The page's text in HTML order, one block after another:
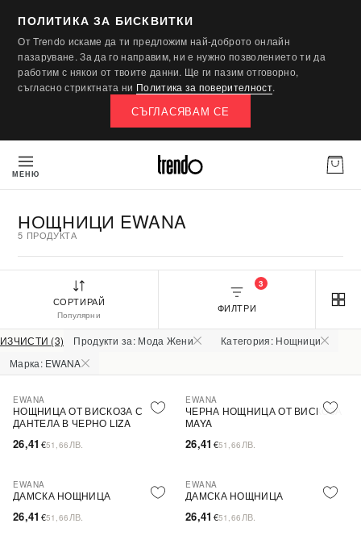
ПОЛИТИКА ЗА БИСКВИТКИ
От Trendo искаме да ти предложим най-доброто онлайн
пазаруване. За да го направим, ни е нужно позволението ти да
работим с някои от твоите данни. Ще ги пазим отговорно,
съгласно стриктната ни Политика за поверителност.
СЪГЛАСЯВАМ СЕ
МЕНЮ
НОЩНИЦИ EWANA
5 ПРОДУКТА
СОРТИРАЙ
Популярни
ФИЛТРИ
3
ИЗЧИСТИ (3) Продукти за: Мода Жени
Категория: Нощници
Марка: EWANA
EWANA
НОЩНИЦА ОТ ВИСКОЗА С
ДАНТЕЛА В ЧЕРНО LIZA
26,41 €51,66 ЛВ.
EWANA
ЧЕРНА НОЩНИЦА ОТ ВИСКОЗА
MAYA
26,41 €51,66 ЛВ.
EWANA
ДАМСКА НОЩНИЦА
26,41 €51,66 ЛВ.
ПОСЛЕДНА БРОЙКА
EWANA
ДАМСКА НОЩНИЦА
26,41 €51,66 ЛВ.